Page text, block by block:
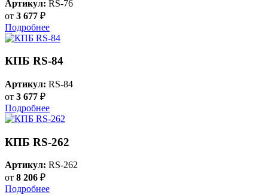
Артикул: RS-76
от 3 677 ₽
Подробнее
КПБ RS-84
Артикул: RS-84
от 3 677 ₽
Подробнее
КПБ RS-262
Артикул: RS-262
от 8 206 ₽
Подробнее